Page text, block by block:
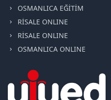
OSMANLICA EĞİTİM
RİSALE ONLINE
RİSALE ONLINE
OSMANLICA ONLINE